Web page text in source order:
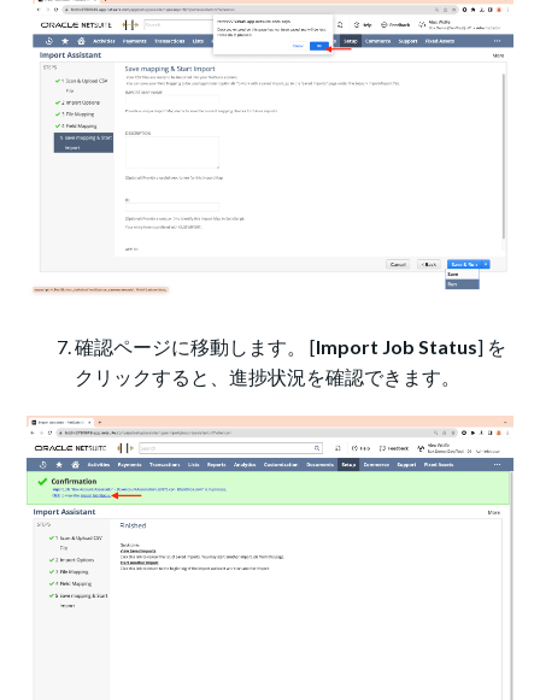
確認ページに移動します。 [Import Job Status] を
クリックすると、進捗状況を確認できます。